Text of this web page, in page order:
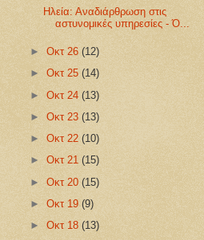
Ηλεία: Αναδιάρθρωση στις
αστυνομικές υπηρεσίες - Ό...
► Οκτ 26 (12)
► Οκτ 25 (14)
► Οκτ 24 (13)
► Οκτ 23 (13)
► Οκτ 22 (10)
► Οκτ 21 (15)
► Οκτ 20 (15)
► Οκτ 19 (9)
► Οκτ 18 (13)